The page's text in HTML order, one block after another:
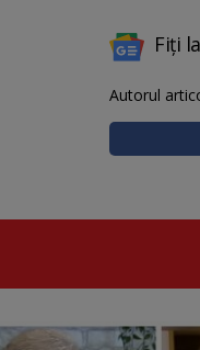
Fiți
Autorul